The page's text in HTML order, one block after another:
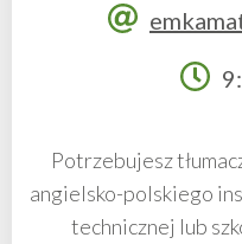
Potrzebujesz
angielsko-polskiego
technicznej lub